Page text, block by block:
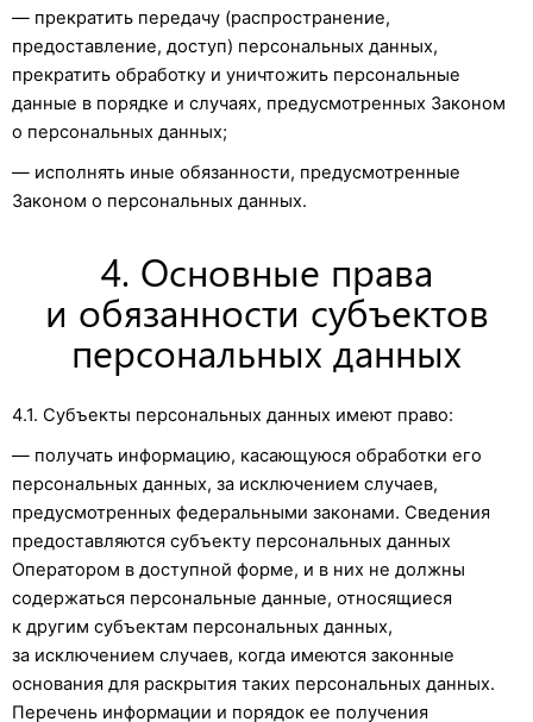
— прекратить передачу (распространение,
предоставление, доступ) персональных данных,
прекратить обработку и уничтожить персональные
данные в порядке и случаях, предусмотренных Законом
о персональных данных;
— исполнять иные обязанности, предусмотренные
Законом о персональных данных.
4. Основные права
и обязанности субъектов
персональных данных
4.1. Субъекты персональных данных имеют право:
— получать информацию, касающуюся обработки его
персональных данных, за исключением случаев,
предусмотренных федеральными законами. Сведения
предоставляются субъекту персональных данных
Оператором в доступной форме, и в них не должны
содержаться персональные данные, относящиеся
к другим субъектам персональных данных,
за исключением случаев, когда имеются законные
основания для раскрытия таких персональных данных.
Перечень информации и порядок ее получения